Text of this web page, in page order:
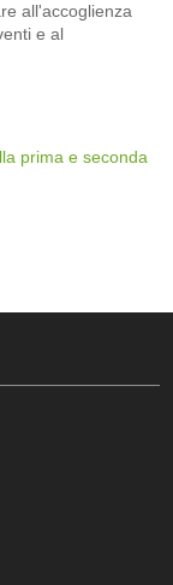
all'accoglienza
e al
prima e seconda